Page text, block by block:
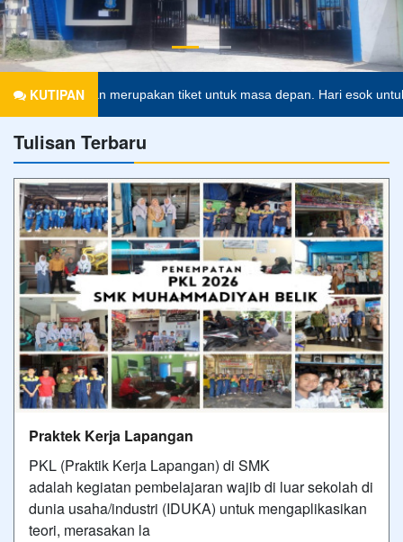
KUTIPANmerupakan tiket untuk masa depan. Hari esok untuk
Tulisan Terbaru
Praktek Kerja Lapangan
PKL (Praktik Kerja Lapangan) di SMK
adalah kegiatan pembelajaran wajib di luar sekolah di
dunia usaha/industri (IDUKA) untuk mengaplikasikan
teori, merasakan la